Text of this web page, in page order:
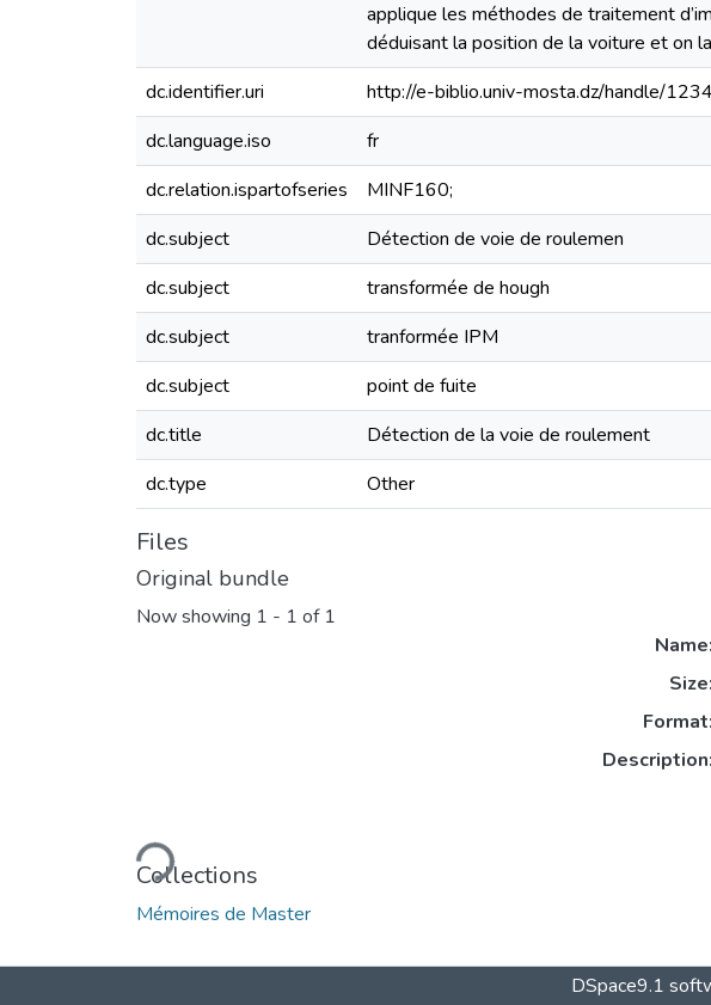
applique les méthodes de traitement
déduisant la position de la voiture et on
dc.identifier.uri
http://e-biblio.univ-mosta.dz/handle/
dc.language.iso
fr
dc.relation.ispartofseries
MINF160;
dc.subject
Détection de voie de roulemen
dc.subject
transformée de hough
dc.subject
tranformée IPM
dc.subject
point de fuite
dc.title
Détection de la voie de roulement
dc.type
Other
Files
Original bundle
Now showing 1 - 1 of 1
Loading...
Name:
Size:
Format:
Description:
Collections
Mémoires de Master
DSpace9.1